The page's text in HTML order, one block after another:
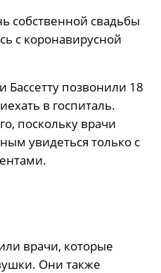
собственной свадьбы
с коронавирусной
позвонили 18
в госпиталь.
поскольку врачи
увидеться только с
врачи, которые
Они также